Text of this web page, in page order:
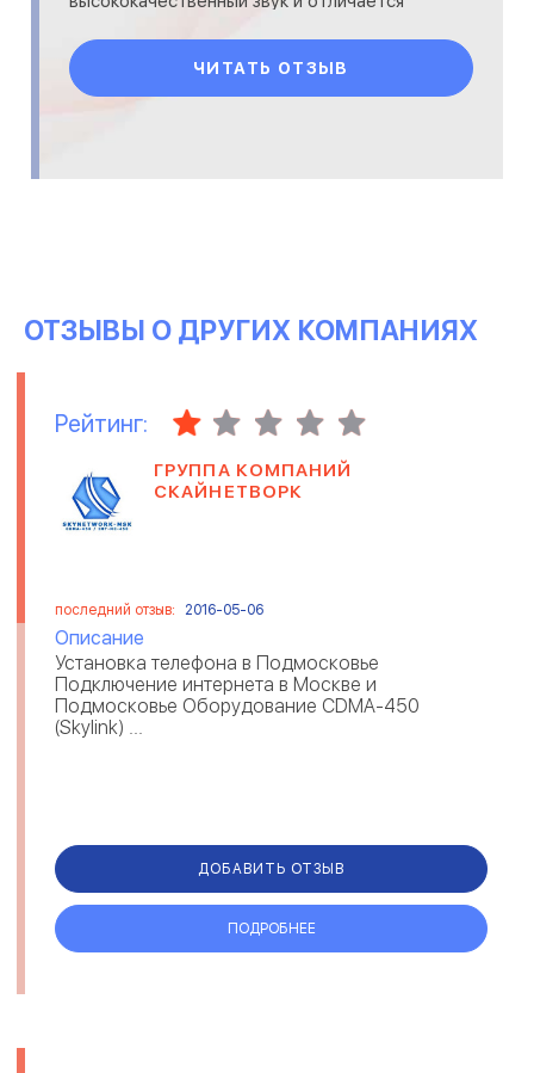
позволяет использовать
ЧИТАТЬ ОТЗЫВ
ОТЗЫВЫ О ДРУГИХ КОМПАНИЯХ
Рейтинг:
ГРУППА КОМПАНИЙ
СКАЙНЕТВОРК
последний отзыв: 2016-05-06
Описание
Установка телефона в Подмосковье
Подключение интернета в Москве и
Подмосковье Оборудование CDMA-450
(Skylink) ...
ДОБАВИТЬ ОТЗЫВ
ПОДРОБНЕЕ